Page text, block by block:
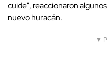
cuide", reaccionaron
nuevo huracán.
▼